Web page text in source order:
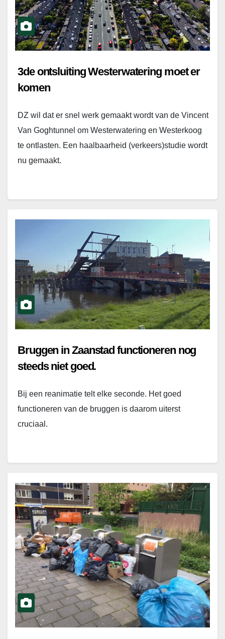
3de ontsluiting Westerwatering moet er
komen
DZ wil dat er snel werk gemaakt wordt van de Vincent
Van Goghtunnel om Westerwatering en Westerkoog
te ontlasten. Een haalbaarheid (verkeers)studie wordt
nu gemaakt.
Bruggen in Zaanstad functioneren nog
steeds niet goed.
Bij een reanimatie telt elke seconde. Het goed
functioneren van de bruggen is daarom uiterst
cruciaal.